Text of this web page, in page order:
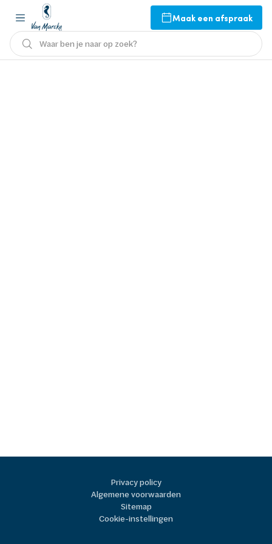
Maak een afspraak
Waar ben je naar op zoek?
Privacy policy
Algemene voorwaarden
Sitemap
Cookie-instellingen